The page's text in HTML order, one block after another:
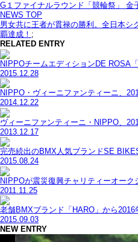
G１ファイナルラウンド「競輪祭」 金
NEWS TOP
男女共に王者が貫禄の勝利。全日本シ
覇達成！ ;
RELATED ENTRY
NIPPOチームエディションDE ROSA
2015.12.28
NIPPO・ヴィーニファンティーニ、
2014.12.22
ヴィーニファンティーニ・NIPPO、
2013.12.17
完売続出のBMX人気ブランドSE
2015.08.24
NIPPOが震災復興チャリティーオーク
2011.11.25
老舗BMXブランド「HARO」から
2015.09.03
NEW ENTRY